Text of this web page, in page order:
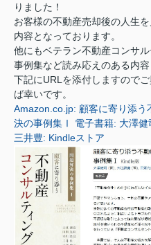
りました！
お客様の不動産売却後の人生
内容となっております。
他にもベテラン不動産コンサ
事例集など読み応えのある内容
下記にURLを添付しますので
ば幸いです。
Amazon.co.jp: 顧客に寄り添
決の事例集Ⅰ 電子書籍: 大澤健
三井豊: Kindleストア